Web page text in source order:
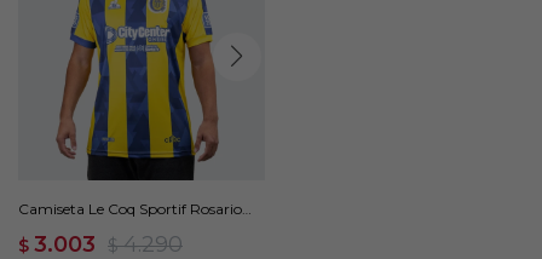
Camiseta Le Coq Sportif Rosario
$ 3.003 $ 4.290